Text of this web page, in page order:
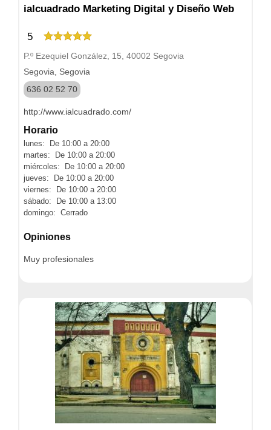
ialcuadrado Marketing Digital y Diseño Web
5
P.º Ezequiel González, 15, 40002 Segovia
Segovia, Segovia
636 02 52 70
http://www.ialcuadrado.com/
Horario
lunes: De 10:00 a 20:00
martes: De 10:00 a 20:00
miércoles: De 10:00 a 20:00
jueves: De 10:00 a 20:00
viernes: De 10:00 a 20:00
sábado: De 10:00 a 13:00
domingo: Cerrado
Opiniones
Muy profesionales